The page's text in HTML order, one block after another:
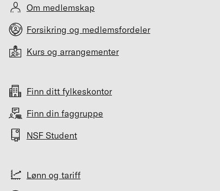
Om medlemskap
Forsikring og medlemsfordeler
Kurs og arrangementer
Finn ditt fylkeskontor
Finn din faggruppe
NSF Student
Lønn og tariff